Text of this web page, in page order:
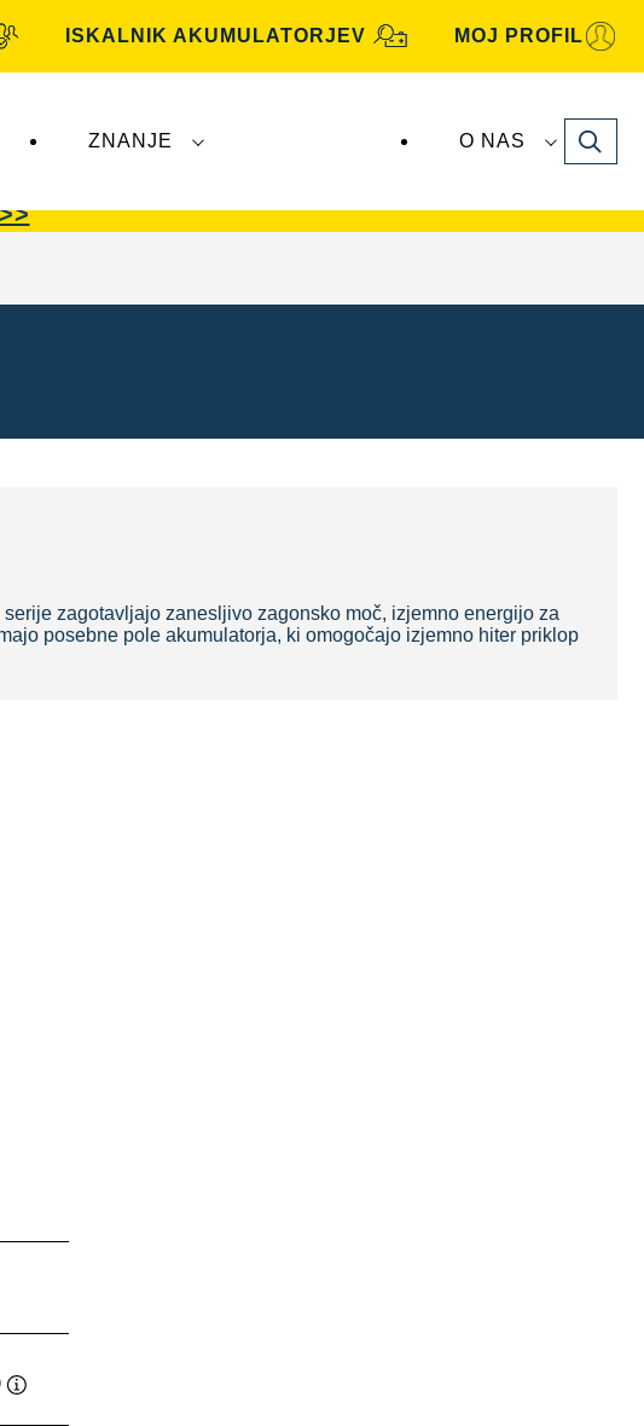
ISKALNIK AKUMULATORJEV MOJ PROFIL
ZNANJE O NAS Search
zagotavljajo zanesljivo zagonsko moč, izjemno energijo za
posebne pole akumulatorja, ki omogočajo izjemno hiter priklop